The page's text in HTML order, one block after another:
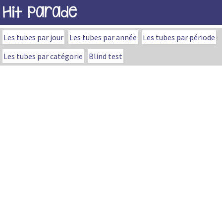
Hit Parade
Les tubes par jour Les tubes par année
Les tubes par période
Les tubes par catégorie
Blind test